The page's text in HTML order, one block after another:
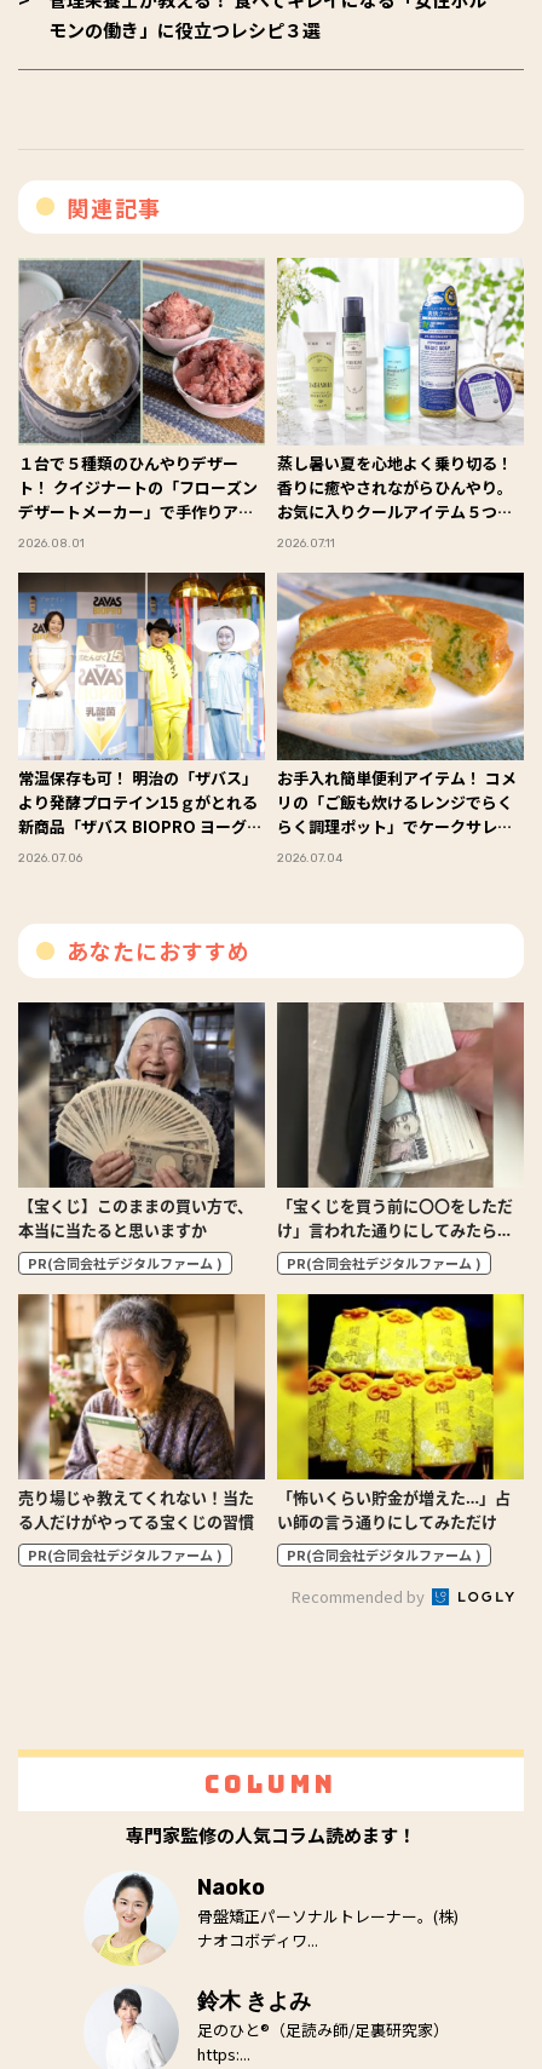
モンの働き」に役立つレシピ３選
関連記事
１台で５種類のひんやりデザー
ト！ クイジナートの「フローズン
デザートメーカー」で手作りアイ
スを楽しんでみた #Omezaトーク
2026.08.01
蒸し暑い夏を心地よく乗り切る！
香りに癒やされながらひんやり。
お気に入りクールアイテム５つ
#Omezaトーク
2026.07.11
常温保存も可！ 明治の「ザバス」
より発酵プロテイン15ｇがとれる
新商品「ザバス BIOPRO ヨーグル
ト味」が発売
2026.07.06
お手入れ簡単便利アイテム！ コメ
リの「ご飯も炊けるレンジでらく
らく調理ポット」でケークサレを
作ってみた #Omezaトーク
2026.07.04
あなたにおすすめ
【宝くじ】このままの買い方で、
本当に当たると思いますか
PR(合同会社デジタルファーム )
「宝くじを買う前に〇〇をしただ
け」言われた通りにしてみたら…
PR(合同会社デジタルファーム )
売り場じゃ教えてくれない！当た
る人だけがやってる宝くじの習慣
PR(合同会社デジタルファーム )
「怖いくらい貯金が増えた…」占
い師の言う通りにしてみただけ
PR(合同会社デジタルファーム )
Recommended by
Column
専門家監修の人気コラム読めます！
Naoko
骨盤矯正パーソナルトレーナー。(株)
ナオコボディワ...
鈴木 きよみ
足のひと®（足読み師/足裏研究家）
https:...